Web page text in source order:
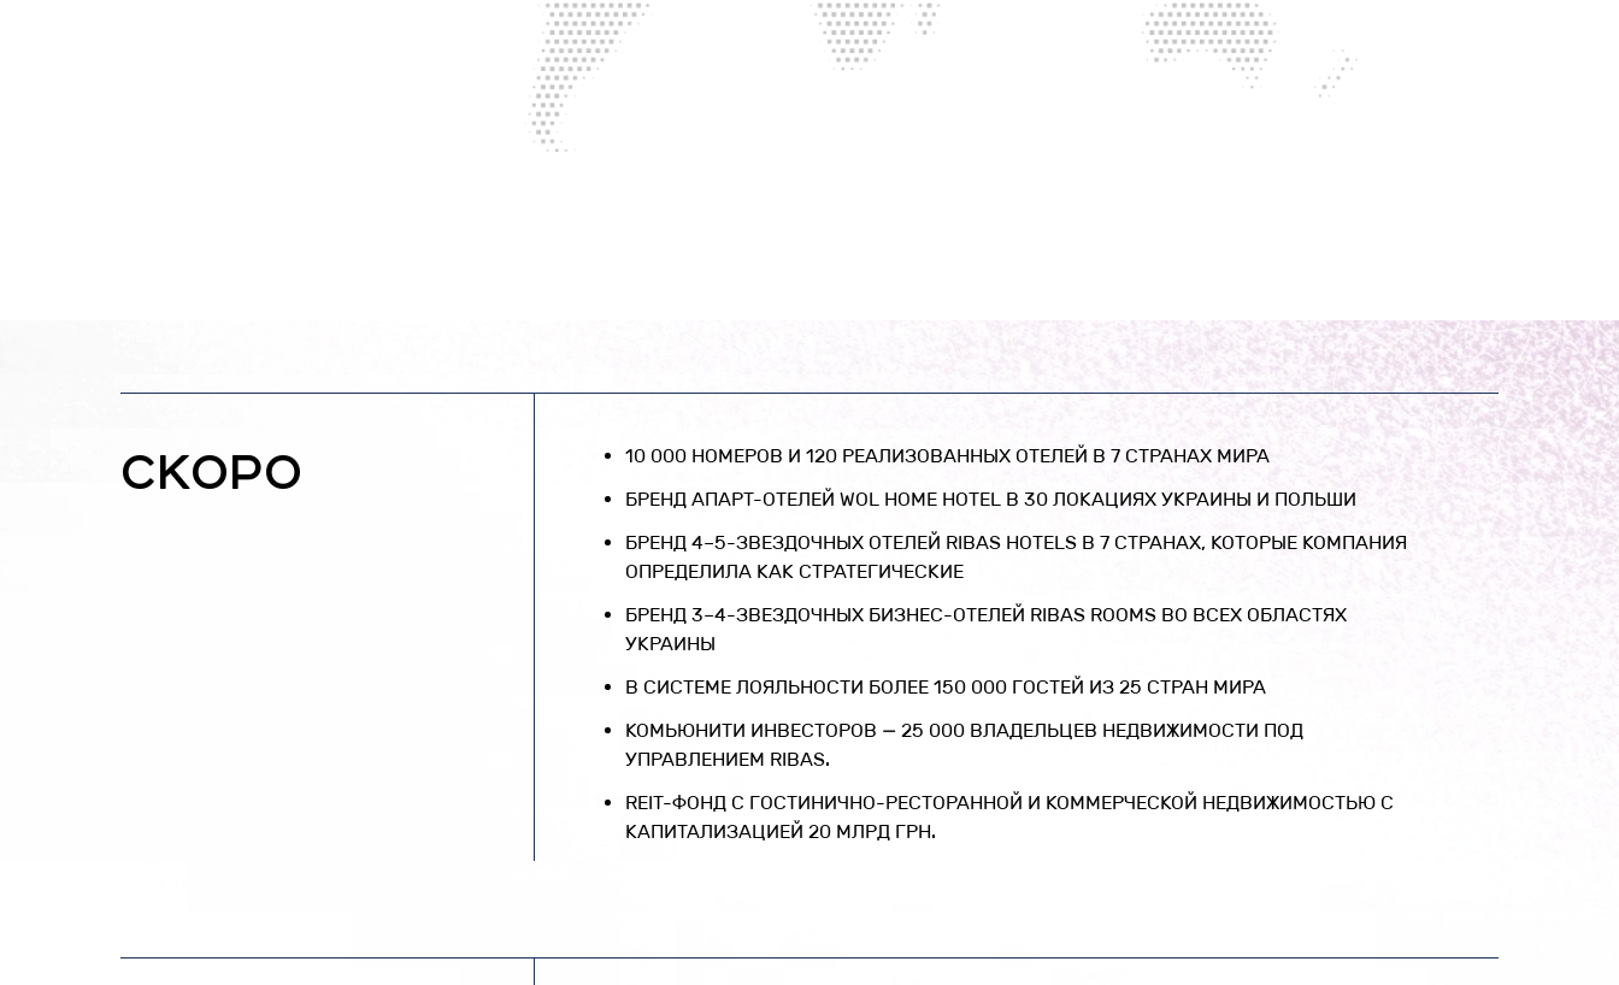
СКОРО
10 000 НОМЕРОВ И 120 РЕАЛИЗОВАННЫХ ОТЕЛЕЙ В 7 СТРАНАХ МИРА
БРЕНД АПАРТ-ОТЕЛЕЙ WOL HOME HOTEL В 30 ЛОКАЦИЯХ УКРАИНЫ И ПОЛЬШИ
БРЕНД 4–5-ЗВЕЗДОЧНЫХ ОТЕЛЕЙ RIBAS HOTELS В 7 СТРАНАХ, КОТОРЫЕ КОМПАНИЯ
ОПРЕДЕЛИЛА КАК СТРАТЕГИЧЕСКИЕ
БРЕНД 3–4-ЗВЕЗДОЧНЫХ БИЗНЕС-ОТЕЛЕЙ RIBAS ROOMS ВО ВСЕХ ОБЛАСТЯХ
УКРАИНЫ
В СИСТЕМЕ ЛОЯЛЬНОСТИ БОЛЕЕ 150 000 ГОСТЕЙ ИЗ 25 СТРАН МИРА
КОМЬЮНИТИ ИНВЕСТОРОВ — 25 000 ВЛАДЕЛЬЦЕВ НЕДВИЖИМОСТИ ПОД
УПРАВЛЕНИЕМ RIBAS.
REIT-ФОНД С ГОСТИНИЧНО-РЕСТОРАННОЙ И КОММЕРЧЕСКОЙ НЕДВИЖИМОСТЬЮ С
КАПИТАЛИЗАЦИЕЙ 20 МЛРД ГРН.